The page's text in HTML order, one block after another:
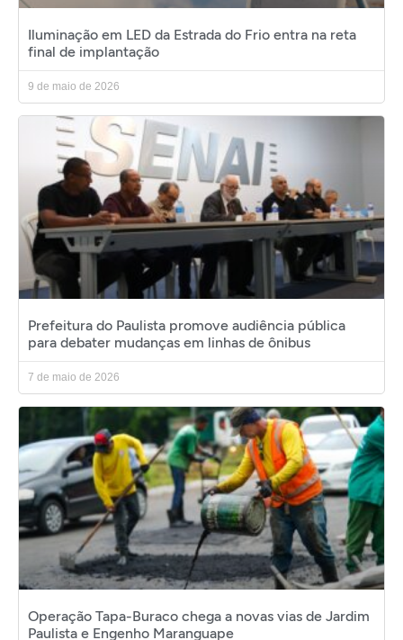
Iluminação em LED da Estrada do Frio entra na reta
final de implantação
9 de maio de 2026
Prefeitura do Paulista promove audiência pública
para debater mudanças em linhas de ônibus
7 de maio de 2026
Operação Tapa-Buraco chega a novas vias de Jardim
Paulista e Engenho Maranguape